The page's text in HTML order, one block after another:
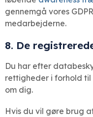
gennemgå vores
medarbejderne.
8. De
Du har efter
rettigheder i forhold til
om dig.
Hvis du vil gøre brug